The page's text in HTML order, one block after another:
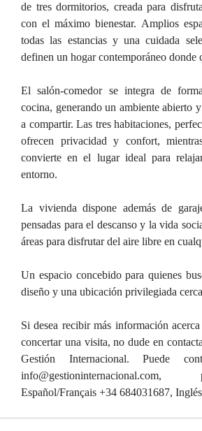
de tres dormitorios, creada para
con el máximo bienestar. Amplios
todas las estancias y una cuidada
definen un hogar contemporáneo donde
El salón-comedor se integra de
cocina, generando un ambiente abierto
a compartir. Las tres habitaciones,
ofrecen privacidad y confort,
convierte en el lugar ideal para
entorno.
La vivienda dispone además de
pensadas para el descanso y la vida
áreas para disfrutar del aire libre en
Un espacio concebido para quienes
diseño y una ubicación privilegiada
Si desea recibir más información
concertar una visita, no dude en
Gestión Internacional. Puede
Español/Français +34 684031687,